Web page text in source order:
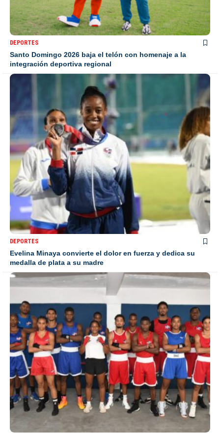
DEPORTES
Santo Domingo 2026 baja el telón con homenaje a la
integración deportiva regional
DEPORTES
Evelina Minaya convierte el dolor en fuerza y dedica su
medalla de plata a su madre